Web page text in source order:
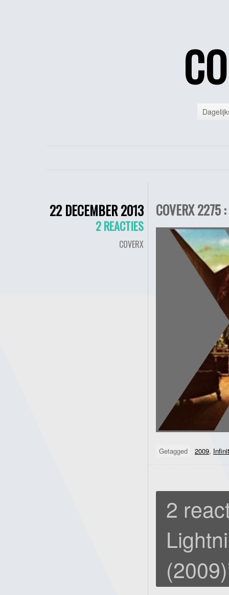
22 DECEMBER 2013
2 REACTIES
COVERX
COVERX 2275
Getagged 2009,
2
(2009)